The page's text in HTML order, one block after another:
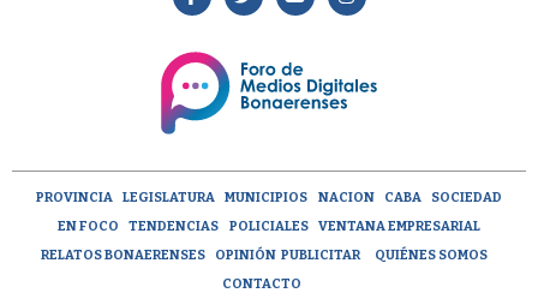
PROVINCIA LEGISLATURA MUNICIPIOS NACION CABA
SOCIEDAD
EN FOCO
TENDENCIAS POLICIALES
VENTANA EMPRESARIAL
RELATOS BONAERENSES
OPINIÓN PUBLICITAR
QUIÉNES SOMOS
CONTACTO